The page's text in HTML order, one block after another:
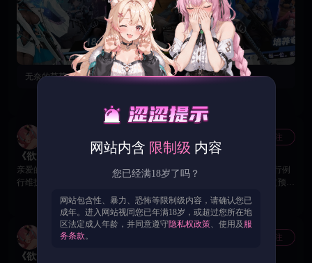
阵营剑拔弩张，末世对决一触即发！ 你，化身「火种者」——这一缕跨越黑
暗的微光，究竟能唤醒沉睡的希望，还是被乱世洪流吞噬？ 🔥 核心玩法炸
裂来袭 ✡️ 独创背身射击｜单手操作，爽感拉满 指尖轻划即完成瞄准、发
射，酷炫技能特效+震动反馈，每一次射击都“摇”动感官。美少女战姬背身
RPG名场面，新手也能打出高光操作！ ✡️ 战姬羁绊养成｜阵营克制，策略战
从陌生到信赖，战力直线飙升，打造你的专属天团。 ✡️ 副本探索解谜｜稀有
探索解锁稀有CG，揭开AI反叛的深层秘密，每一次探索都有新惊喜。 ✡️ 萌
宠相伴同行｜数值加成，闯关无忧 超萌宠物不止颜值在线，更能提供强力数
值加成。养成专属萌宠，解锁技能，陪你闯副本、战强敌，热血之余更有治
愈陪伴。 🙌 4月27日，全新RPG手游已重磅上线18Game平台，下载解锁战姬
情报与互动好礼。你，就是人类最后的火种——末世集结，赴约开战！
无奈的草莓：我的特殊召唤呢？
关注
《欲洛降临》维护更新公告 📣
亲爱的火种者： 为了给您带来更好的游戏体验，服务器将在本周四进行例
行维护，给您带来的不便深感抱歉。 维护时间：7月23日 15：00：00 （预计
维护时长4小时，恢复时间将根据实际进度动态调整） 重要提示：本次为强
制更新，需卸载旧客户端并重新安装新版本！ 请务必在卸载旧包前，截图保
存平台登录信息，以免登录信息丢失影响后续进入游戏。维护结束后，请前
往官网下载最新客户端并重新安装，旧版本将无法正常进入游戏。 【更新
内容】 本次更新重点修复了主线战斗、竞技玩法、角色养成、界面显示及
登录更新等问题，并对资源下载与断线重连体验进行了优化。 一、战斗及关
54 0
欲洛降临官方账号 关注
《欲洛降临》版本维护公告📣
网站内含 限制级 内容
您已经满18岁了吗？
网站包含性、暴力、恐怖等限制级内容，请确认您已
成年。进入网站视同您已年满18岁，或超过您所在地
区法定成人年龄，并同意遵守隐私权政策 、使用及 服
务条款 。